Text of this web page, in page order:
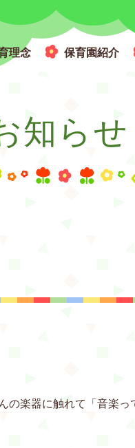
理念 保育園紹介
知らせ
の楽器に触れて「音楽